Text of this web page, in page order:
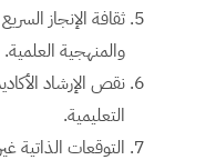
ثقافة الإنجاز
والمنهجية العلمية.
نقص الإرشاد
التعليمية.
التوقعات الذاتية